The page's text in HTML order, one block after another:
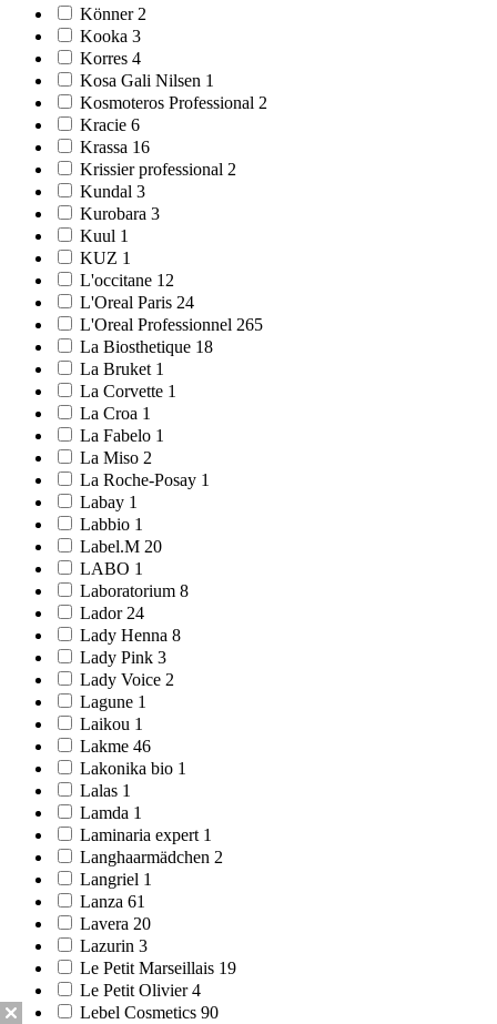
Könner 2
Kooka 3
Korres 4
Kosa Gali Nilsen 1
Kosmoteros Professional 2
Kracie 6
Krassa 16
Krissier professional 2
Kundal 3
Kurobara 3
Kuul 1
KUZ 1
L'occitane 12
L'Oreal Paris 24
L'Oreal Professionnel 265
La Biosthetique 18
La Bruket 1
La Corvette 1
La Croa 1
La Fabelo 1
La Miso 2
La Roche-Posay 1
Labay 1
Labbio 1
Label.M 20
LABO 1
Laboratorium 8
Lador 24
Lady Henna 8
Lady Pink 3
Lady Voice 2
Lagune 1
Laikou 1
Lakme 46
Lakonika bio 1
Lalas 1
Lamda 1
Laminaria expert 1
Langhaarmädchen 2
Langriel 1
Lanza 61
Lavera 20
Lazurin 3
Le Petit Marseillais 19
Le Petit Olivier 4
Lebel Cosmetics 90